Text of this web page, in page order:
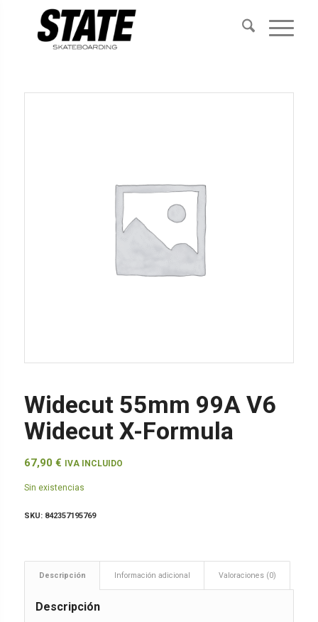
Widecut 55mm 99A V6
Widecut X-Formula
67,90 € IVA INCLUIDO
Sin existencias
SKU: 842357195769
Descripción Información adicional Valoraciones (0)
Descripción